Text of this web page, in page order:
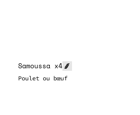
Samoussa x4
Poulet ou bœuf